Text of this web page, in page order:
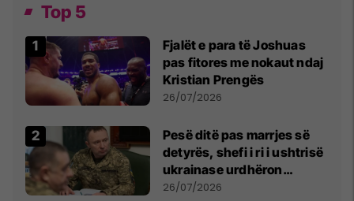
Top 5
Fjalët e para të Joshuas
pas fitores me nokaut ndaj
Kristian Prengës
26/07/2026
Pesë ditë pas marrjes së
detyrës, shefi i ri i ushtrisë
ukrainase urdhëron
kontroll të madh
26/07/2026